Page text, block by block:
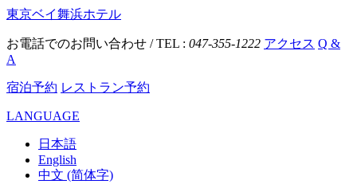
東京ベイ舞浜ホテル
お電話でのお問い合わせ / TEL : 047-355-1222 アクセス Q &
A
宿泊予約 レストラン予約
LANGUAGE
日本語
English
中文 (简体字)